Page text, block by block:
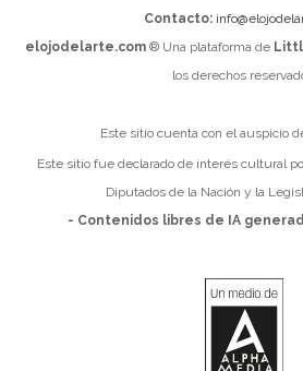
Contacto:
elojodelarte.com® Una plataforma de
los derechos
Este sitio cuenta con el auspicio
Este sitio fue declarado de interés cultural
Diputados de la Nación y la
- Contenidos libres de IA